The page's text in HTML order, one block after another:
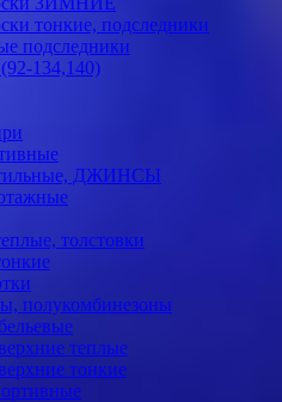
тонкие, подследники
подследники
134,140)
ДЖИНСЫ
толстовки
полукомбинезоны
теплые
тонкие